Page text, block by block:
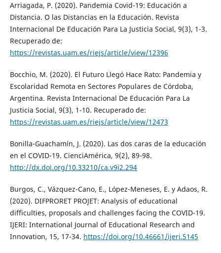
Arriagada, P. (2020). Pandemia Covid-19: Educación a
Distancia. O las Distancias en la Educación. Revista
Internacional De Educación Para La Justicia Social, 9(3), 1-3.
Recuperado de:
https://revistas.uam.es/riejs/article/view/12396
Bocchio, M. (2020). El Futuro Llegó Hace Rato: Pandemia y
Escolaridad Remota en Sectores Populares de Córdoba,
Argentina. Revista Internacional De Educación Para La
Justicia Social, 9(3), 1-10. Recuperado de:
https://revistas.uam.es/riejs/article/view/12473
Bonilla-Guachamín, J. (2020). Las dos caras de la educación
en el COVID-19. CienciAmérica, 9(2), 89-98.
http://dx.doi.org/10.33210/ca.v9i2.294
Burgos, C., Vázquez-Cano, E., López-Meneses, E. y Adaos, R.
(2020). DIFPRORET PROJET: Analysis of educational
difficulties, proposals and challenges facing the COVID-19.
IJERI: International Journal of Educational Research and
Innovation, 15, 17-34. https://doi.org/10.46661/ijeri.5145